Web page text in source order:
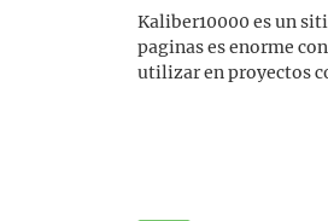
Kaliber10000 es un
paginas es enorme
utilizar en proyectos